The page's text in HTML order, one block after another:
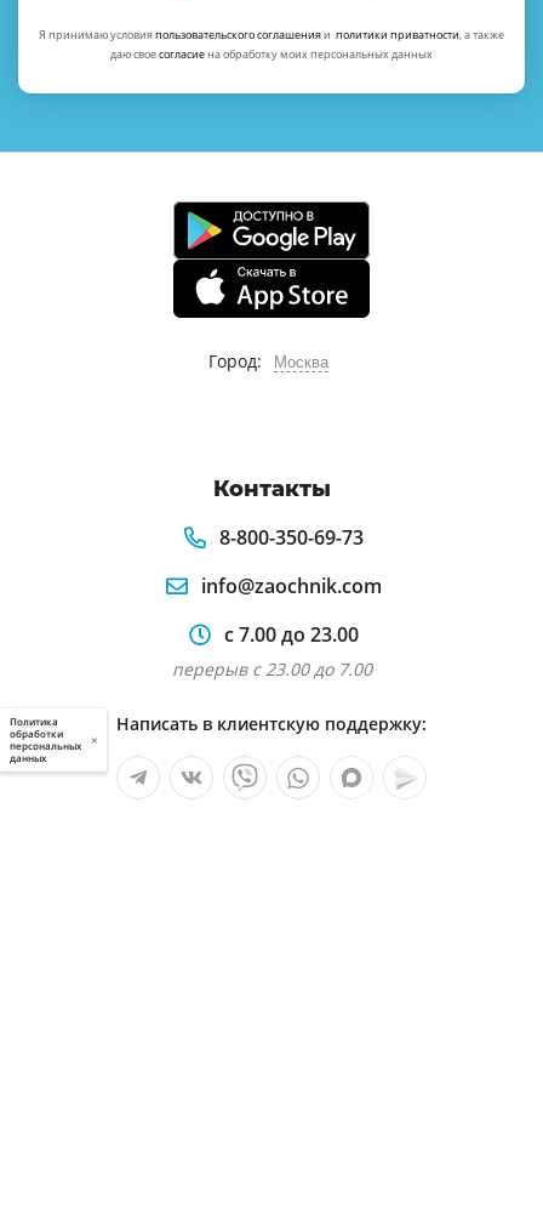
Я принимаю условияпользовательского соглашенияи политики приватности, а также
даю своесогласиена обработку моих персональных данных
Город: Москва
Контакты
8-800-350-69-73
info@zaochnik.com
с 7.00 до 23.00
перерыв с 23.00 до 7.00
Написать в клиентскую поддержку:
Политика
обработки
персональных
данных
×